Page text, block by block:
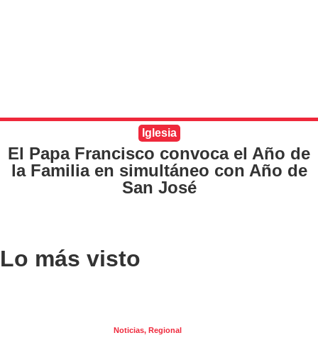
Iglesia
El Papa Francisco convoca el Año de
la Familia en simultáneo con Año de
San José
Lo más visto
Noticias, Regional